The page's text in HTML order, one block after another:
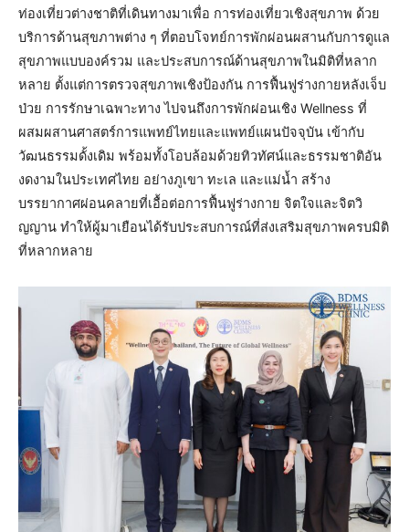
ท่องเที่ยวต่างชาติที่เดินทางมาเพื่อ การท่องเที่ยวเชิงสุขภาพ ด้วย
บริการด้านสุขภาพต่าง ๆ ที่ตอบโจทย์การพักผ่อนผสานกับการดูแล
สุขภาพแบบองค์รวม และประสบการณ์ด้านสุขภาพในมิติที่หลาก
หลาย ตั้งแต่การตรวจสุขภาพเชิงป้องกัน การฟื้นฟูร่างกายหลังเจ็บ
ป่วย การรักษาเฉพาะทาง ไปจนถึงการพักผ่อนเชิง Wellness ที่
ผสมผสานศาสตร์การแพทย์ไทยและแพทย์แผนปัจจุบัน เข้ากับ
วัฒนธรรมดั้งเดิม พร้อมทั้งโอบล้อมด้วยทิวทัศน์และธรรมชาติอัน
งดงามในประเทศไทย อย่างภูเขา ทะเล และแม่น้ำ สร้าง
บรรยากาศผ่อนคลายที่เอื้อต่อการฟื้นฟูร่างกาย จิตใจและจิตวิ
ญญาน ทำให้ผู้มาเยือนได้รับประสบการณ์ที่ส่งเสริมสุขภาพครบมิติ
ที่หลากหลาย